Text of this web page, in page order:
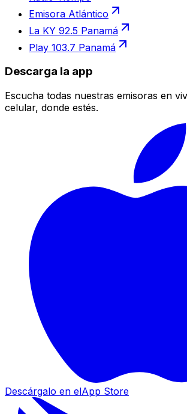
Emisora Atlántico
La KY 92.5 Panamá
Play 103.7 Panamá
Descarga la app
Escucha todas nuestras emisoras en
celular, donde estés.
Descárgalo en elApp Store